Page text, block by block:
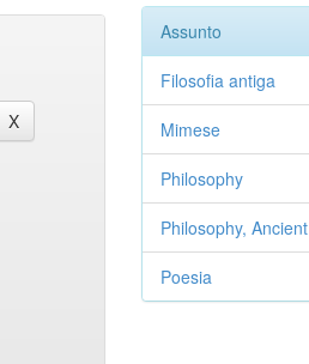
Assunto
Filosofia antiga
Mimese
Philosophy
Philosophy, Ancient
Poesia